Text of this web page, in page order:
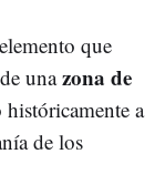
que
unazona de
a
de los